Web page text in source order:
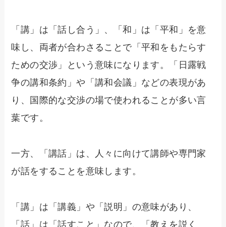
「講」は「話し合う」、「和」は「平和」を意
味し、両者が合わさることで「平和をもたらす
ための交渉」という意味になります。「日露戦
争の講和条約」や「講和会議」などの表現があ
り、国際的な交渉の場で使われることが多い言
葉です。
一方、「講話」は、人々に向けて講師や専門家
が話をすることを意味します。
「講」は「講義」や「説明」の意味があり、
「話」は「話すこと」なので、「教えを説く